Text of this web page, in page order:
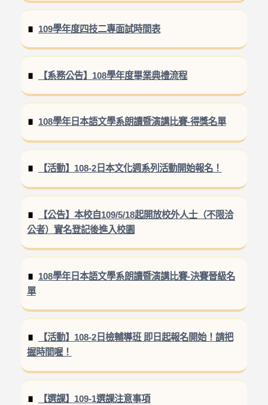
109學年度四技二專面試時間表
【系務公告】108學年度畢業典禮流程
108學年日本語文學系朗讀暨演講比賽-得獎名單
【活動】108-2日本文化週系列活動開始報名！
【公告】本校自109/5/18起開放校外人士（不限洽
公者）實名登記後進入校園
108學年日本語文學系朗讀暨演講比賽-決賽晉級名
單
【活動】108-2日檢輔導班 即日起報名開始！請把
握時間喔！
【選課】109-1選課注意事項